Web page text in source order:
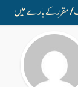
مقرر کے بارے میں